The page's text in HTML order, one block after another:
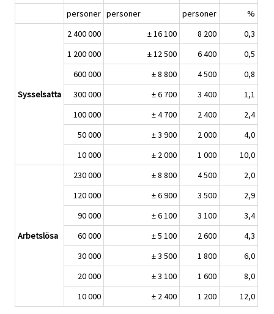
personer personer personer %
Sysselsatta
2 400 000 ± 16 100 8 200
0,3
1 200 000
± 12 500 6 400
0,5
600 000
± 8 800 4 500
0,8
300 000
± 6 700 3 400
1,1
100 000
± 4 700 2 400
2,4
50 000
± 3 900 2 000
4,0
10 000
± 2 000 1 000 10,0
Arbetslösa
230 000 ± 8 800 4 500
2,0
120 000
± 6 900 3 500
2,9
90 000
± 6 100 3 100
3,4
60 000
± 5 100 2 600
4,3
30 000
± 3 500 1 800
6,0
20 000
± 3 100 1 600
8,0
10 000
± 2 400 1 200 12,0